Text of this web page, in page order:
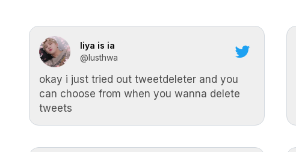
liya is ia
@lusthwa
okay i just tried out tweetdeleter and you
can choose from when you wanna delete
tweets